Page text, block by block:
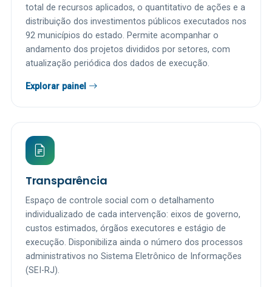
total de recursos aplicados, o quantitativo de ações e a
distribuição dos investimentos públicos executados nos
92 municípios do estado. Permite acompanhar o
andamento dos projetos divididos por setores, com
atualização periódica dos dados de execução.
Explorar painel
Transparência
Espaço de controle social com o detalhamento
individualizado de cada intervenção: eixos de governo,
custos estimados, órgãos executores e estágio de
execução. Disponibiliza ainda o número dos processos
administrativos no Sistema Eletrônico de Informações
(SEI-RJ).